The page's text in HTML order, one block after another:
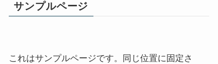
サンプルページ
これはサンプルページです。同じ位置に固定さ